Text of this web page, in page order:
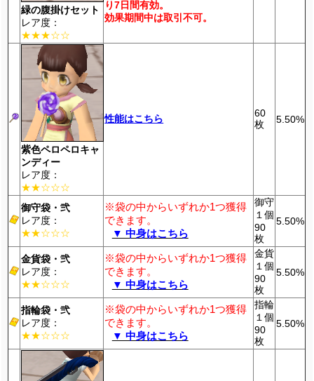
緑の腹掛けセット
レア度：
★★★☆☆
り7日間有効。
効果期間中は取引不可。
紫色ペロペロキャ
ンディー
レア度：
★★☆☆☆
性能はこちら
60
枚
5.50%
御守袋・弐
レア度：
★★☆☆☆
※袋の中からいずれか1つ獲得
できます。
▼ 中身はこちら
御守
１個
90
枚
5.50%
金貨袋・弐
レア度：
★★☆☆☆
※袋の中からいずれか1つ獲得
できます。
▼ 中身はこちら
金貨
１個
90
枚
5.50%
指輪袋・弐
レア度：
★★☆☆☆
※袋の中からいずれか1つ獲得
できます。
▼ 中身はこちら
指輪
１個
90
枚
5.50%